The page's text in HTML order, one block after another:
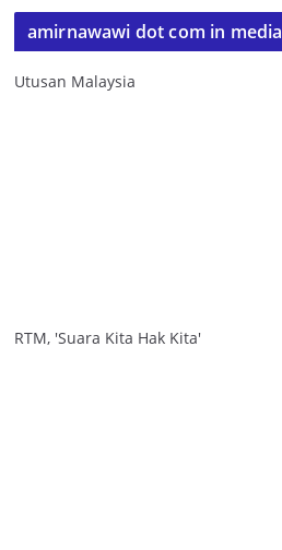
amirnawawi dot com in media
Utusan Malaysia
RTM, 'Suara Kita Hak Kita'